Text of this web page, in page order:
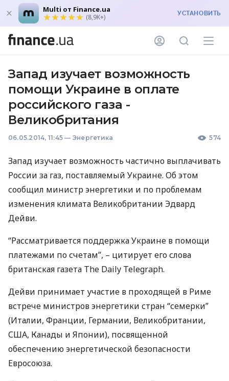
Multi от Finance.ua
(8,9K+) УСТАНОВИТЬ
Запад изучает возможность
помощи Украине в оплате
российского газа -
Великобритания
06.05.2014, 11:45 — Энергетика 574
Запад изучает возможность частично выплачивать
России за газ, поставляемый Украине. Об этом
сообщил министр энергетики и по проблемам
изменения климата Великобритании Эдвард
Дейви.
“Рассматривается поддержка Украине в помощи
платежами по счетам”, – цитирует его слова
британская газета The Daily Telegraph.
Дейви принимает участие в проходящей в Риме
встрече министров энергетики стран “семерки”
(Италии, Франции, Германии, Великобритании,
США, Канады и Японии), посвященной
обеспечению энергетической безопасности
Евросоюза.